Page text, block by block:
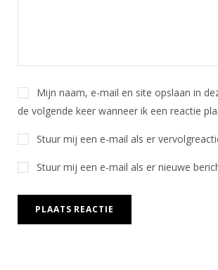
Mijn naam, e-mail en site opslaan in
de volgende keer wanneer ik een reactie
Stuur mij een e-mail als er
Stuur mij een e-mail als er nieuwe